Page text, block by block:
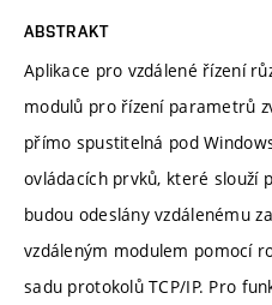
ABSTRAKT
Aplikace pro vzdálené řízení
modulů pro řízení parametrů
přímo spustitelná pod
ovládacích prvků, které slouží
budou odeslány vzdálenému
vzdáleným modulem pomocí
sadu protokolů TCP/IP. Pro